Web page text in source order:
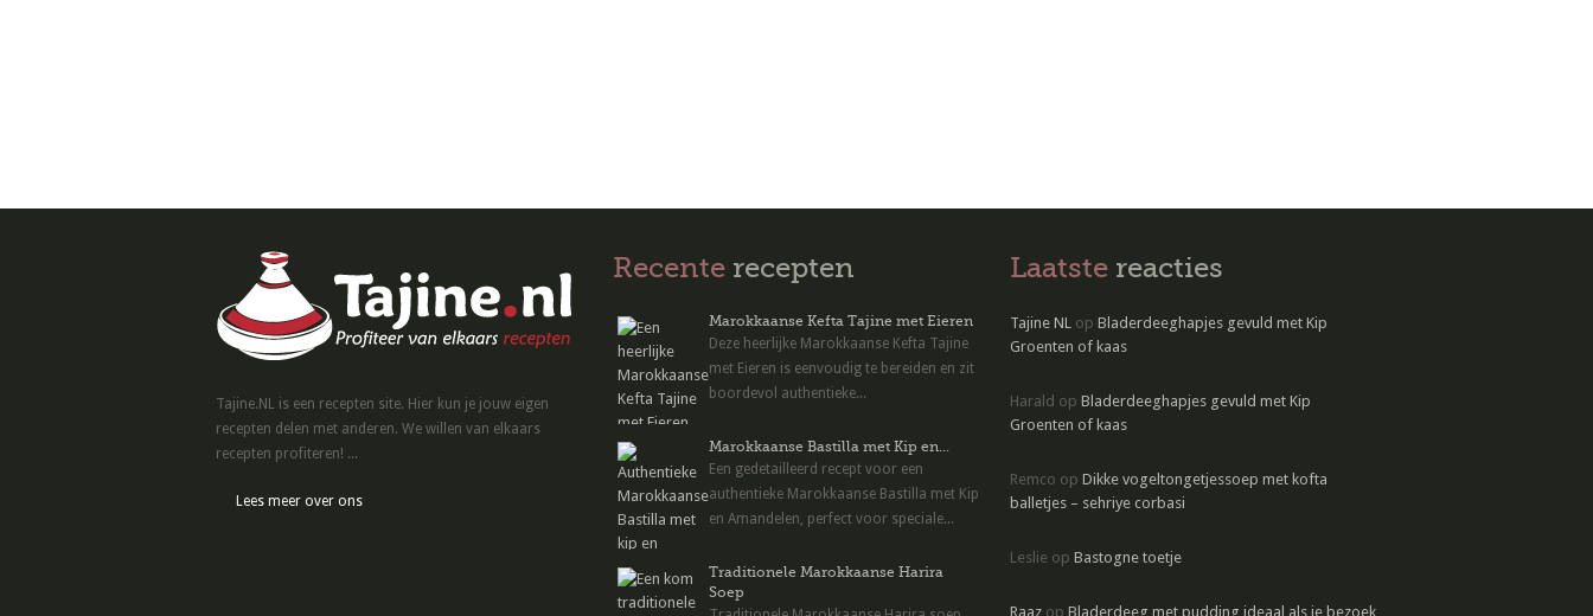
Tajine.NL is een recepten site. Hier kun je jouw eigen
recepten delen met anderen. We willen van elkaars
recepten profiteren! ...
Lees meer over ons
Recente recepten
Marokkaanse Kefta Tajine met Eieren
Deze heerlijke Marokkaanse Kefta Tajine
met Eieren is eenvoudig te bereiden en zit
boordevol authentieke...
Marokkaanse Bastilla met Kip en...
Een gedetailleerd recept voor een
authentieke Marokkaanse Bastilla met Kip
en Amandelen, perfect voor speciale...
Traditionele Marokkaanse Harira
Soep
Laatste reacties
Tajine NL op Bladerdeeghapjes gevuld met Kip
Groenten of kaas
Harald op Bladerdeeghapjes gevuld met Kip
Groenten of kaas
Remco op Dikke vogeltongetjessoep met kofta
balletjes – sehriye corbasi
Leslie op Bastogne toetje
Raaz op Bladerdeeg met pudding ideaal als je bezoek